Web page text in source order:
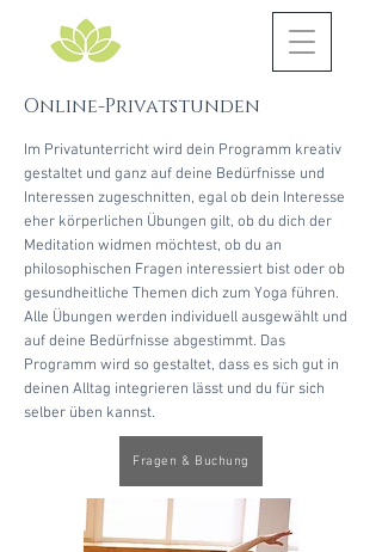
Online-Privatstunden
Im Privatunterricht wird dein Programm kreativ
gestaltet und ganz auf deine Bedürfnisse und
Interessen zugeschnitten, egal ob dein Interesse
eher körperlichen Übungen gilt, ob du dich der
Meditation widmen möchtest, ob du an
philosophischen Fragen interessiert bist oder ob
gesundheitliche Themen dich zum Yoga führen.
Alle Übungen werden individuell ausgewählt und
auf deine Bedürfnisse abgestimmt. Das
Programm wird so gestaltet, dass es sich gut in
deinen Alltag integrieren lässt und du für sich
selber üben kannst.
Fragen & Buchung